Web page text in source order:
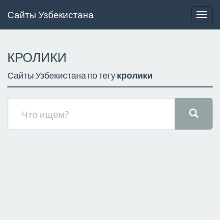
Сайты Узбекистана
КРОЛИКИ
Сайты Узбекистана по тегукролики